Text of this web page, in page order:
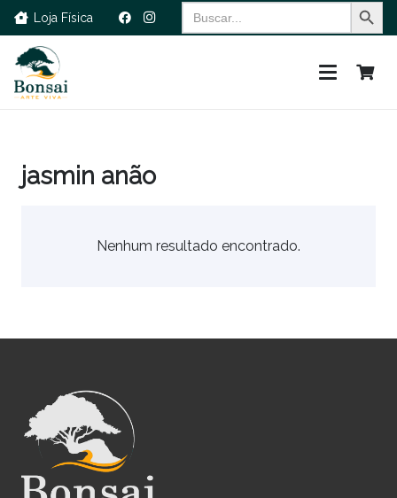
Loja Física
Search
for:
jasmin anão
Nenhum resultado encontrado.